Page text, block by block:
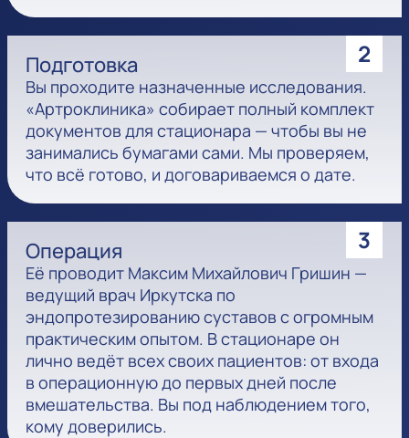
2
Подготовка
Вы проходите назначенные исследования.
«Артроклиника» собирает полный комплект
документов для стационара — чтобы вы не
занимались бумагами сами. Мы проверяем,
что всё готово, и договариваемся о дате.
3
Операция
Её проводит Максим Михайлович Гришин —
ведущий врач Иркутска по
эндопротезированию суставов с огромным
практическим опытом. В стационаре он
лично ведёт всех своих пациентов: от входа
в операционную до первых дней после
вмешательства. Вы под наблюдением того,
кому доверились.